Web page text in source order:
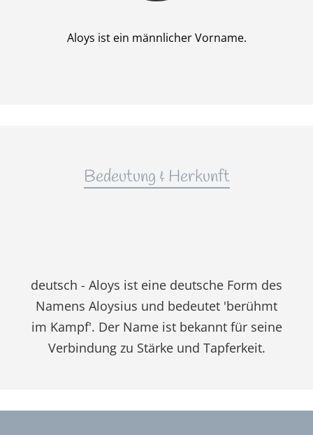
Aloys ist ein männlicher Vorname.
Bedeutung & Herkunft
deutsch - Aloys ist eine deutsche Form des
Namens Aloysius und bedeutet 'berühmt
im Kampf'. Der Name ist bekannt für seine
Verbindung zu Stärke und Tapferkeit.